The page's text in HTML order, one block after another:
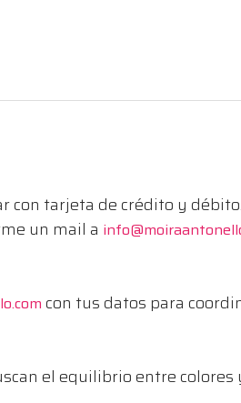
con tarjeta de crédito y
un mail a
con tus datos para
el equilibrio entre